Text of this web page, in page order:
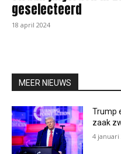
geselecteerd
18 april 2024
MEER NIEUWS
Trump
zaak
4 januari